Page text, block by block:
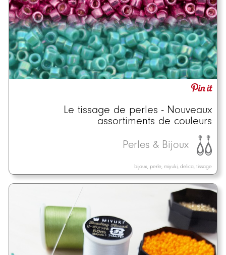
Le tissage de perles - Nouveaux
assortiments de couleurs
Perles & Bijoux
bijoux, perle, miyuki, delica, tissage